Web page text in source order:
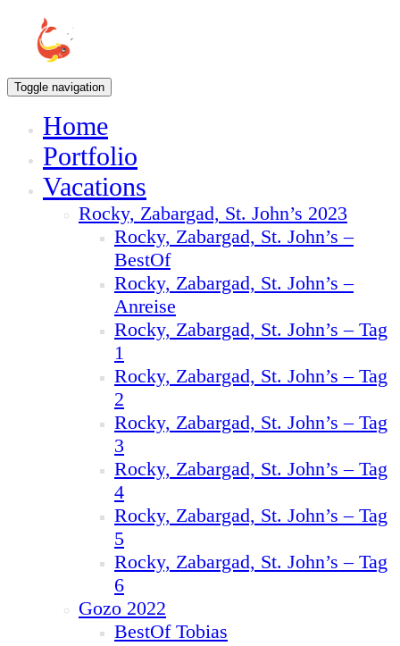
Toggle navigation
Home
Portfolio
Vacations
Rocky, Zabargad, St. John’s 2023
Rocky, Zabargad, St. John’s –
BestOf
Rocky, Zabargad, St. John’s –
Anreise
Rocky, Zabargad, St. John’s – Tag
1
Rocky, Zabargad, St. John’s – Tag
2
Rocky, Zabargad, St. John’s – Tag
3
Rocky, Zabargad, St. John’s – Tag
4
Rocky, Zabargad, St. John’s – Tag
5
Rocky, Zabargad, St. John’s – Tag
6
Gozo 2022
BestOf Tobias